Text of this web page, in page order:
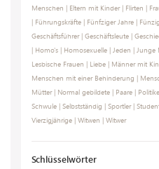
Menschen | Eltern mit Kinder| Flirten |
| Führungskräfte | Fünfziger Jahre |
Geschäftsführer| Geschäftsleute |
| Homo's | Homosexuelle | Jeden | Junge
Lesbische Frauen | Liebe | Männer mit
Menschen mit einer Behinderung |
Mütter| Normal gebildete | Paare |
Schwule | Selbstständig | Sportler|
Vierzigjährige | Witwen | Witwer
Schlüsselwörter